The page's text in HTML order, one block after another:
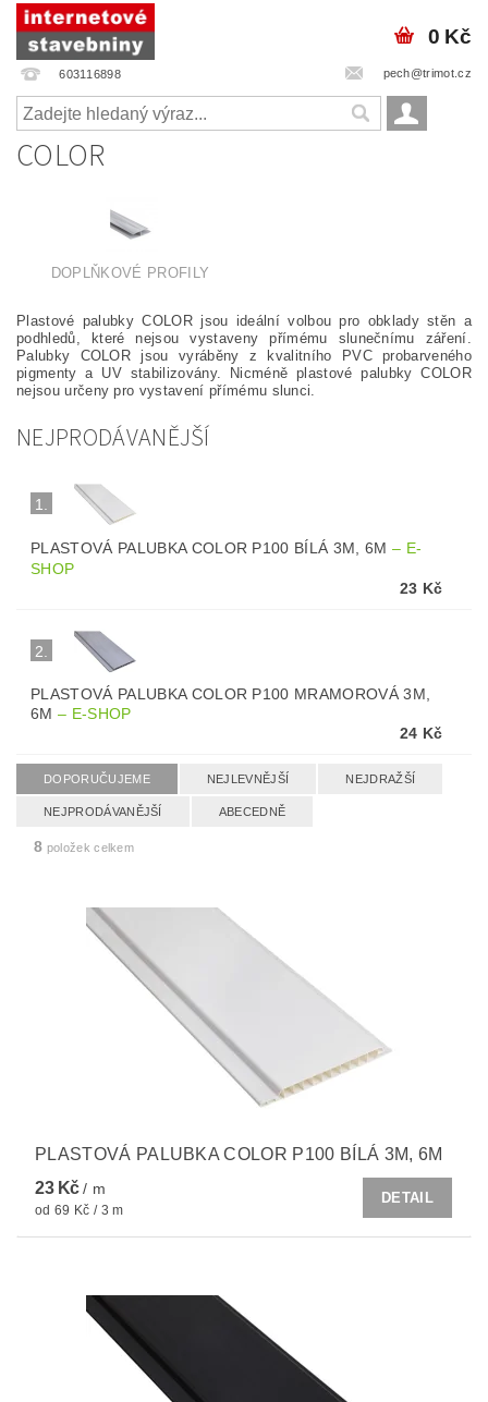
603116898 pech@trimot.cz
0 Kč
COLOR
DOPLŇKOVÉ PROFILY
Plastové palubky COLOR jsou ideální volbou pro obklady stěn a
podhledů, které nejsou vystaveny přímému slunečnímu záření.
Palubky COLOR jsou vyráběny z kvalitního PVC probarveného
pigmenty a UV stabilizovány. Nicméně plastové palubky COLOR
nejsou určeny pro vystavení přímému slunci.
NEJPRODÁVANĚJŠÍ
1.
PLASTOVÁ PALUBKA COLOR P100 BÍLÁ 3M, 6M – E-
SHOP
23 Kč
2.
PLASTOVÁ PALUBKA COLOR P100 MRAMOROVÁ 3M,
6M– E-SHOP
24 Kč
DOPORUČUJEME NEJLEVNĚJŠÍ NEJDRAŽŠÍ
NEJPRODÁVANĚJŠÍ ABECEDNĚ
8 položek celkem
PLASTOVÁ PALUBKA COLOR P100 BÍLÁ 3M, 6M
23 Kč/ m
od 69 Kč / 3 m
DETAIL